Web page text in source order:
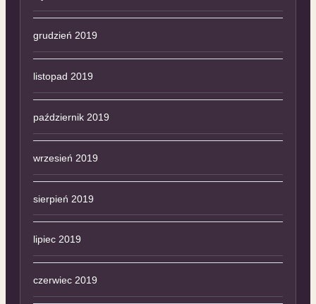
grudzień 2019
listopad 2019
październik 2019
wrzesień 2019
sierpień 2019
lipiec 2019
czerwiec 2019